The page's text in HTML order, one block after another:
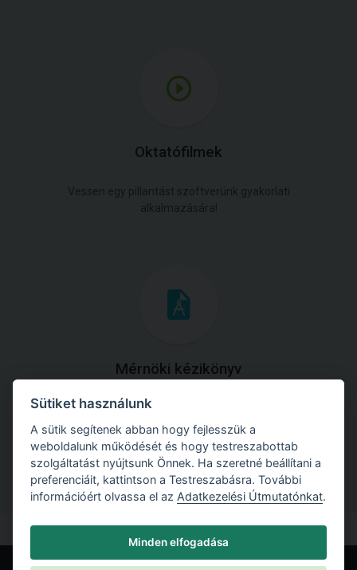
Oktatófilmek
Vessen egy pillantást szoftverünk gyakorlati
alkalmazására!
Mérnöki kézikönyv
Töltse le útmutatónkat az összes elméleti anyaggal és
gyakorlati példával!
Sütiket használunk
A sütik segítenek abban hogy fejlesszük a
weboldalunk működését és hogy testreszabottab
szolgáltatást nyújtsunk Önnek. Ha szeretné beállítani a
preferenciáit, kattintson a Testreszabásra. További
információért olvassa el az Adatkezelési Útmutatónkat.
Minden elfogadása